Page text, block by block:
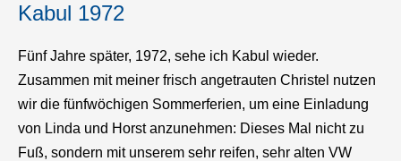
Kabul 1972
Fünf Jahre später, 1972, sehe ich Kabul wieder.
Zusammen mit meiner frisch angetrauten Christel nutzen
wir die fünfwöchigen Sommerferien, um eine Einladung
von Linda und Horst anzunehmen: Dieses Mal nicht zu
Fuß, sondern mit unserem sehr reifen, sehr alten VW